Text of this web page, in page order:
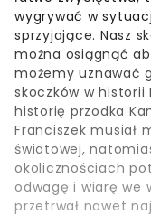
wygrywać w
sprzyjające. Nasz
można osiągnąć
możemy uznawać
skoczków w historii
historię przodka
Franciszek musiał
światowej,
okolicznościach
odwagę i wiarę we
przetrwał nawet